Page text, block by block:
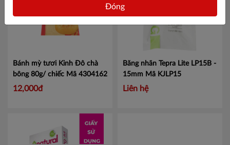
Bánh mỳ tươi Kinh Đô chà
bông 80g/ chiếc Mã 4304162
12,000đ
Băng nhãn Tepra Lite LP15B -
15mm Mã KJLP15
Liên hệ
Đóng